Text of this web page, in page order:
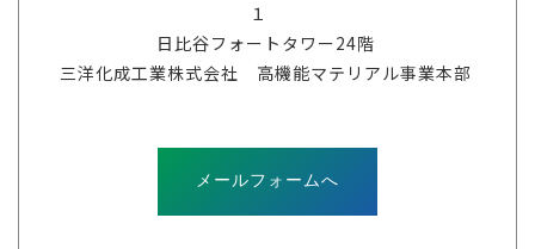
１
日比谷フォートタワー24階
三洋化成工業株式会社 高機能マテリアル事業本部
メールフォームへ